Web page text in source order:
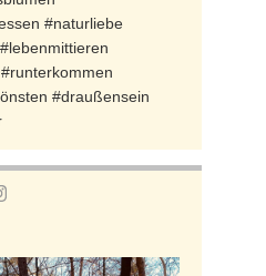
#naturliebe
#draußensein